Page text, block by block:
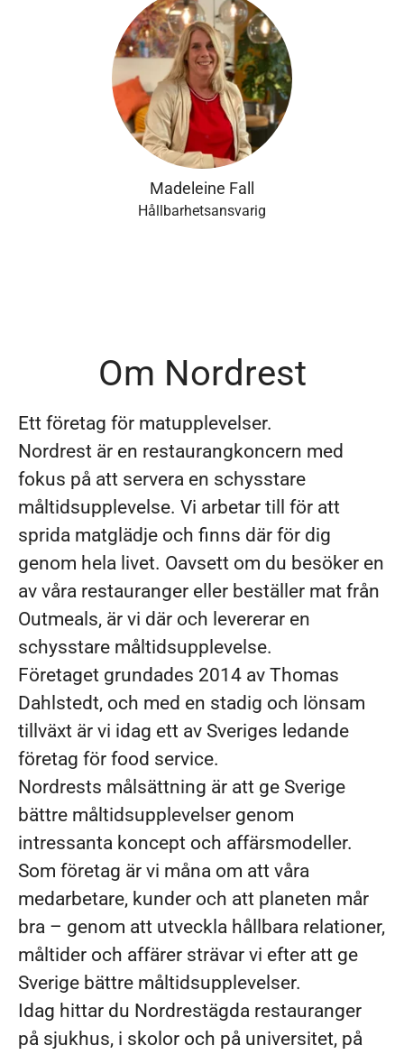
Madeleine Fall
Hållbarhetsansvarig
Om Nordrest
Ett företag för matupplevelser.
Nordrest är en restaurangkoncern med
fokus på att servera en schysstare
måltidsupplevelse. Vi arbetar till för att
sprida matglädje och finns där för dig
genom hela livet. Oavsett om du besöker en
av våra restauranger eller beställer mat från
Outmeals, är vi där och levererar en
schysstare måltidsupplevelse.
Företaget grundades 2014 av Thomas
Dahlstedt, och med en stadig och lönsam
tillväxt är vi idag ett av Sveriges ledande
företag för food service.
Nordrests målsättning är att ge Sverige
bättre måltidsupplevelser genom
intressanta koncept och affärsmodeller.
Som företag är vi måna om att våra
medarbetare, kunder och att planeten mår
bra – genom att utveckla hållbara relationer,
måltider och affärer strävar vi efter att ge
Sverige bättre måltidsupplevelser.
Idag hittar du Nordrestägda restauranger
på sjukhus, i skolor och på universitet, på